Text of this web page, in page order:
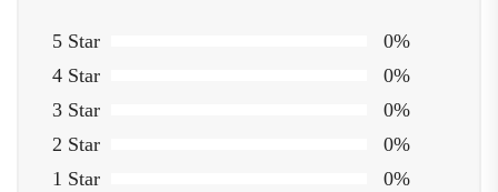
5 Star
0%
4 Star
0%
3 Star
0%
2 Star
0%
1 Star
0%